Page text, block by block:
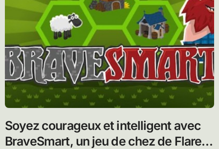
Soyez courageux et intelligent avec
BraveSmart, un jeu de chez de Flare